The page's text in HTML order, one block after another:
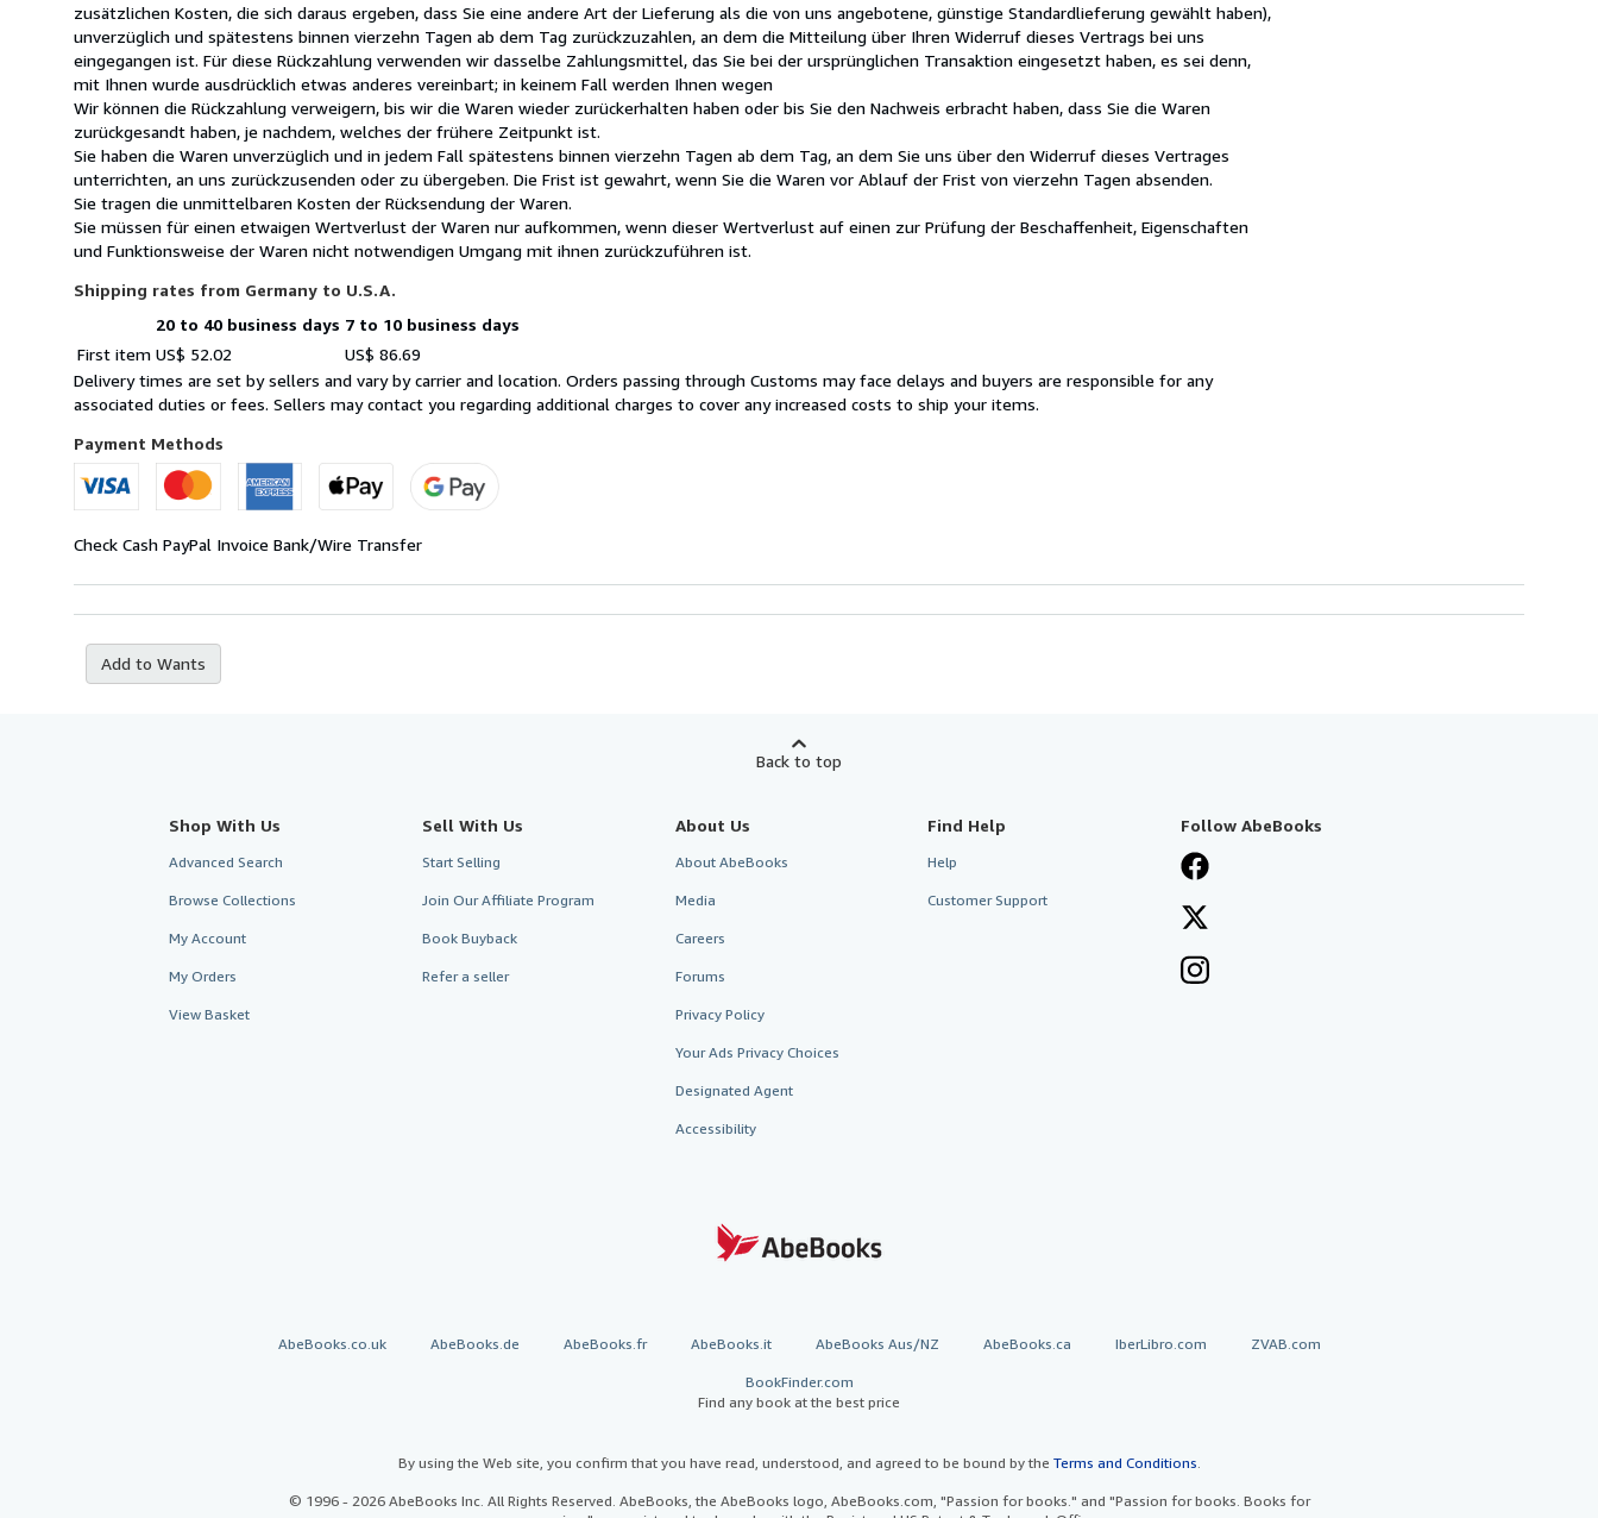
zusätzlichen Kosten, die sich daraus ergeben, dass Sie eine andere Art der Lieferung als die von uns angebotene, günstige Standardlieferung gewählt haben),
unverzüglich und spätestens binnen vierzehn Tagen ab dem Tag zurückzuzahlen, an dem die Mitteilung über Ihren Widerruf dieses Vertrags bei uns
eingegangen ist. Für diese Rückzahlung verwenden wir dasselbe Zahlungsmittel, das Sie bei der ursprünglichen Transaktion eingesetzt haben, es sei denn,
mit Ihnen wurde ausdrücklich etwas anderes vereinbart; in keinem Fall werden Ihnen wegen
Wir können die Rückzahlung verweigern, bis wir die Waren wieder zurückerhalten haben oder bis Sie den Nachweis erbracht haben, dass Sie die Waren
zurückgesandt haben, je nachdem, welches der frühere Zeitpunkt ist.
Sie haben die Waren unverzüglich und in jedem Fall spätestens binnen vierzehn Tagen ab dem Tag, an dem Sie uns über den Widerruf dieses Vertrages
unterrichten, an uns zurückzusenden oder zu übergeben. Die Frist ist gewahrt, wenn Sie die Waren vor Ablauf der Frist von vierzehn Tagen absenden.
Sie tragen die unmittelbaren Kosten der Rücksendung der Waren.
Sie müssen für einen etwaigen Wertverlust der Waren nur aufkommen, wenn dieser Wertverlust auf einen zur Prüfung der Beschaffenheit, Eigenschaften
und Funktionsweise der Waren nicht notwendigen Umgang mit ihnen zurückzuführen ist.
Shipping rates from Germany to U.S.A.
Shipping
rates
Germany
to
quantity
20 to 40 business days 7 to 10 business days
First item US$ 52.02
US$ 86.69
Delivery times are set by sellers and vary by carrier and location. Orders passing through Customs may face delays and buyers are responsible for any
associated duties or fees. Sellers may contact you regarding additional charges to cover any increased costs to ship your items.
Payment Methods
Check Cash PayPal Invoice Bank/Wire Transfer
Add to Wants
Back to top
Shop With Us
Advanced Search
Browse Collections
My Account
My Orders
View Basket
Sell With Us
Start Selling
Join Our Affiliate Program
Book Buyback
Refer a seller
About Us
About AbeBooks
Media
Careers
Forums
Privacy Policy
Your Ads Privacy Choices
Designated Agent
Accessibility
Find Help
Help
Customer Support
Follow AbeBooks
AbeBooks.co.uk AbeBooks.de AbeBooks.fr AbeBooks.it AbeBooks Aus/NZ AbeBooks.ca IberLibro.com ZVAB.com
BookFinder.com
Find any book at the best price
By using the Web site, you confirm that you have read, understood, and agreed to be bound by the Terms and Conditions
© 1996 - 2026 AbeBooks Inc. All Rights Reserved. AbeBooks, the AbeBooks logo, AbeBooks.com, "Passion for books." and "Passion for books. Books for